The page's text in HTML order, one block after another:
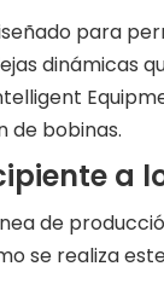
para
dinámicas
de bobinas.
a
de
se realiza